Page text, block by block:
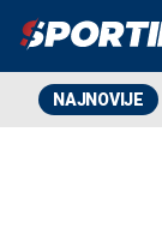
NAJNOVIJE